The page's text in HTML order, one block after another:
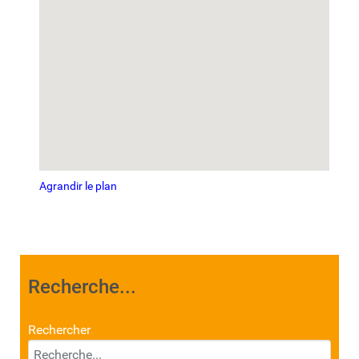
Agrandir le plan
Recherche...
Rechercher